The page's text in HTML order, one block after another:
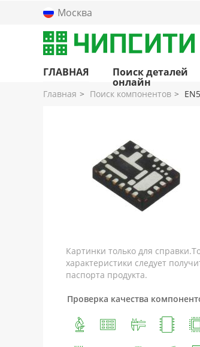
Москва
ГЛАВНАЯ Поиск деталей
онлайн
Главная Поиск компонентов
Картинки только для
характеристики следует
паспорта продукта.
Проверка качества